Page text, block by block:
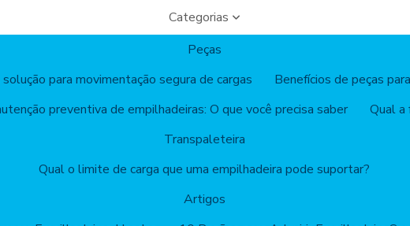
Categorias
Peças
para movimentação segura de cargas
Benefícios de peças
preventiva de empilhadeiras: O que você precisa saber
Qual a
Transpaleteira
Qual o limite de carga que uma empilhadeira pode suportar?
Artigos